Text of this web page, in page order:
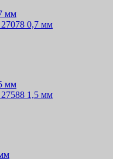
27078 0,7 мм
27588 1,5 мм